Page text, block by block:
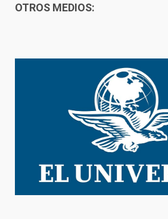
OTROS MEDIOS: